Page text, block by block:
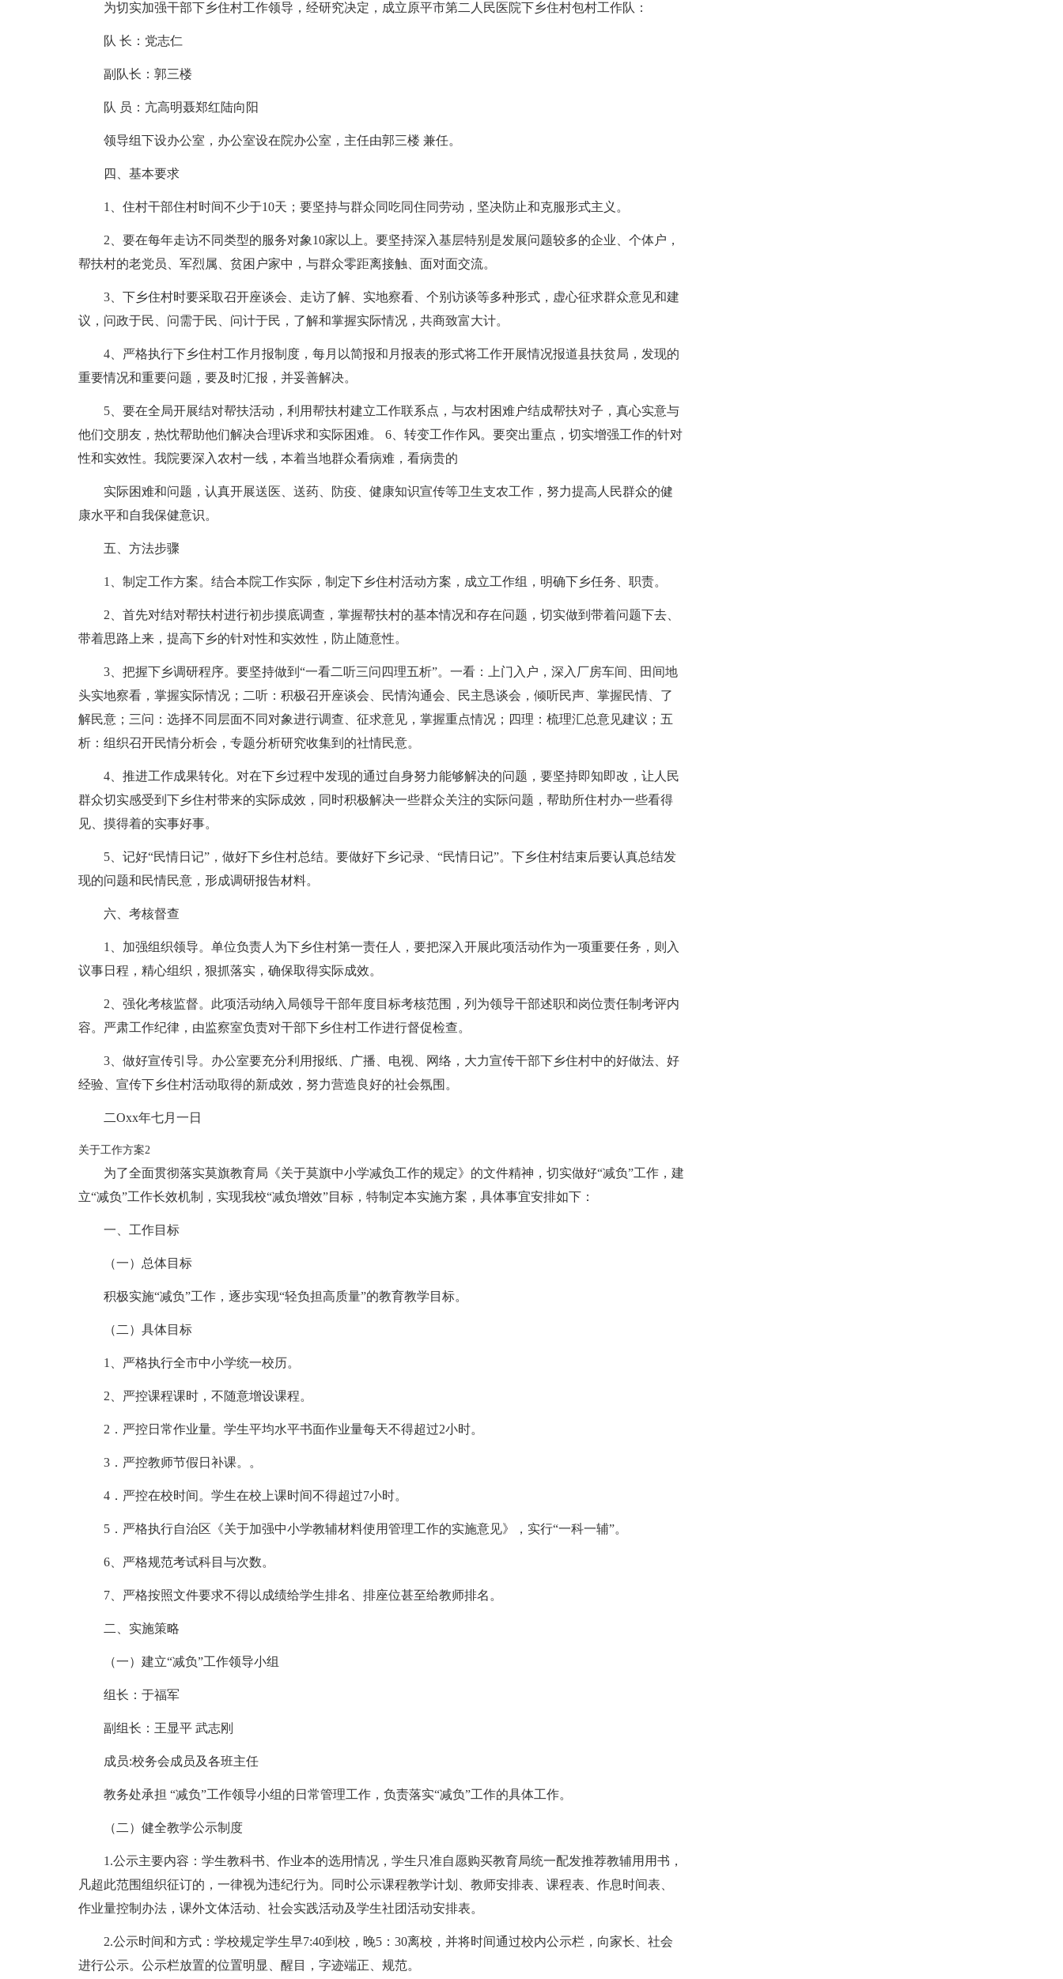
为切实加强干部下乡住村工作领导，经研究决定，成立原平市第二人民医院下乡住村包村工作队：
队 长：党志仁
副队长：郭三楼
队 员：亢高明聂郑红陆向阳
领导组下设办公室，办公室设在院办公室，主任由郭三楼 兼任。
四、基本要求
1、住村干部住村时间不少于10天；要坚持与群众同吃同住同劳动，坚决防止和克服形式主义。
2、要在每年走访不同类型的服务对象10家以上。要坚持深入基层特别是发展问题较多的企业、个体户，
帮扶村的老党员、军烈属、贫困户家中，与群众零距离接触、面对面交流。
3、下乡住村时要采取召开座谈会、走访了解、实地察看、个别访谈等多种形式，虚心征求群众意见和建
议，问政于民、问需于民、问计于民，了解和掌握实际情况，共商致富大计。
4、严格执行下乡住村工作月报制度，每月以简报和月报表的形式将工作开展情况报道县扶贫局，发现的
重要情况和重要问题，要及时汇报，并妥善解决。
5、要在全局开展结对帮扶活动，利用帮扶村建立工作联系点，与农村困难户结成帮扶对子，真心实意与
他们交朋友，热忱帮助他们解决合理诉求和实际困难。 6、转变工作作风。要突出重点，切实增强工作的针对
性和实效性。我院要深入农村一线，本着当地群众看病难，看病贵的
实际困难和问题，认真开展送医、送药、防疫、健康知识宣传等卫生支农工作，努力提高人民群众的健
康水平和自我保健意识。
五、方法步骤
1、制定工作方案。结合本院工作实际，制定下乡住村活动方案，成立工作组，明确下乡任务、职责。
2、首先对结对帮扶村进行初步摸底调查，掌握帮扶村的基本情况和存在问题，切实做到带着问题下去、
带着思路上来，提高下乡的针对性和实效性，防止随意性。
3、把握下乡调研程序。要坚持做到“一看二听三问四理五析”。一看：上门入户，深入厂房车间、田间地
头实地察看，掌握实际情况；二听：积极召开座谈会、民情沟通会、民主恳谈会，倾听民声、掌握民情、了
解民意；三问：选择不同层面不同对象进行调查、征求意见，掌握重点情况；四理：梳理汇总意见建议；五
析：组织召开民情分析会，专题分析研究收集到的社情民意。
4、推进工作成果转化。对在下乡过程中发现的通过自身努力能够解决的问题，要坚持即知即改，让人民
群众切实感受到下乡住村带来的实际成效，同时积极解决一些群众关注的实际问题，帮助所住村办一些看得
见、摸得着的实事好事。
5、记好“民情日记”，做好下乡住村总结。要做好下乡记录、“民情日记”。下乡住村结束后要认真总结发
现的问题和民情民意，形成调研报告材料。
六、考核督查
1、加强组织领导。单位负责人为下乡住村第一责任人，要把深入开展此项活动作为一项重要任务，则入
议事日程，精心组织，狠抓落实，确保取得实际成效。
2、强化考核监督。此项活动纳入局领导干部年度目标考核范围，列为领导干部述职和岗位责任制考评内
容。严肃工作纪律，由监察室负责对干部下乡住村工作进行督促检查。
3、做好宣传引导。办公室要充分利用报纸、广播、电视、网络，大力宣传干部下乡住村中的好做法、好
经验、宣传下乡住村活动取得的新成效，努力营造良好的社会氛围。
二Oxx年七月一日
关于工作方案2
为了全面贯彻落实莫旗教育局《关于莫旗中小学减负工作的规定》的文件精神，切实做好“减负”工作，建
立“减负”工作长效机制，实现我校“减负增效”目标，特制定本实施方案，具体事宜安排如下：
一、工作目标
（一）总体目标
积极实施“减负”工作，逐步实现“轻负担高质量”的教育教学目标。
（二）具体目标
1、严格执行全市中小学统一校历。
2、严控课程课时，不随意增设课程。
2．严控日常作业量。学生平均水平书面作业量每天不得超过2小时。
3．严控教师节假日补课。。
4．严控在校时间。学生在校上课时间不得超过7小时。
5．严格执行自治区《关于加强中小学教辅材料使用管理工作的实施意见》，实行“一科一辅”。
6、严格规范考试科目与次数。
7、严格按照文件要求不得以成绩给学生排名、排座位甚至给教师排名。
二、实施策略
（一）建立“减负”工作领导小组
组长：于福军
副组长：王显平 武志刚
成员:校务会成员及各班主任
教务处承担 “减负”工作领导小组的日常管理工作，负责落实“减负”工作的具体工作。
（二）健全教学公示制度
1.公示主要内容：学生教科书、作业本的选用情况，学生只准自愿购买教育局统一配发推荐教辅用用书，
凡超此范围组织征订的，一律视为违纪行为。同时公示课程教学计划、教师安排表、课程表、作息时间表、
作业量控制办法，课外文体活动、社会实践活动及学生社团活动安排表。
2.公示时间和方式：学校规定学生早7:40到校，晚5：30离校，并将时间通过校内公示栏，向家长、社会
进行公示。公示栏放置的位置明显、醒目，字迹端正、规范。